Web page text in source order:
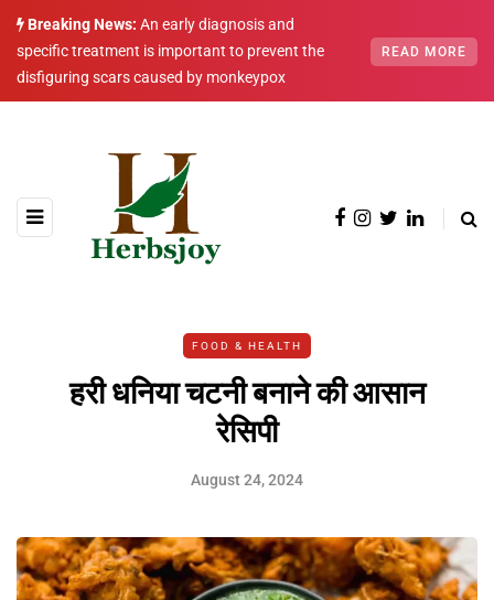
Breaking News: An early diagnosis and
specific treatment is important to prevent the
disfiguring scars caused by monkeypox
READ MORE
FOOD & HEALTH
हरी धनिया चटनी बनाने की आसान
रेसिपी
August 24, 2024